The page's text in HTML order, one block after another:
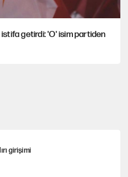
getirdi: 'O' isim partiden
girişimi